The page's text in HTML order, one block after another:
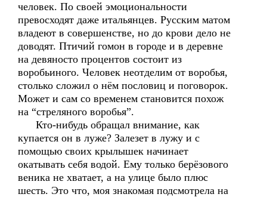
человек. По своей эмоциональности
превосходят даже итальянцев. Русским матом
владеют в совершенстве, но до крови дело не
доводят. Птичий гомон в городе и в деревне
на девяносто процентов состоит из
воробьиного. Человек неотделим от воробья,
столько сложил о нём пословиц и поговорок.
Может и сам со временем становится похож
на “стреляного воробья”.
Кто-нибудь обращал внимание, как
купается он в луже? Залезет в лужу и с
помощью своих крылышек начинает
окатывать себя водой. Ему только берёзового
веника не хватает, а на улице было плюс
шесть. Это что, моя знакомая подсмотрела на